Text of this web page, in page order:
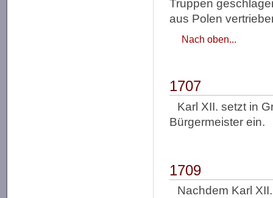
Truppen
aus Polen
Nach oben...
1707
Karl XII. setzt in
Bürgermeister ein.
1709
Nachdem Karl